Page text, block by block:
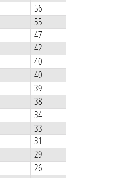
56
55
47
42
40
40
39
38
34
33
31
29
26